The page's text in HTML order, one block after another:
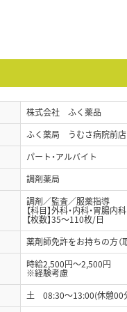
株式会社 ふく薬品
ふく薬局 うむさ病院前店
パート・アルバイト
調剤薬局
調剤／監査／服薬指導
【科目】外科・内科・胃腸内科
【枚数】35～110枚/日
薬剤師免許をお持ちの方（
時給2,500円～2,500円
※経験考慮
土 08:30〜13:00(休憩00